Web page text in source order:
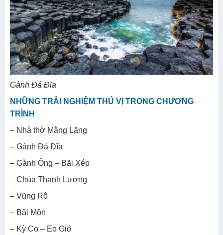
Gành Đá Đĩa
NHỮNG TRẢI NGHIỆM THÚ VỊ TRONG CHƯƠNG
TRÌNH
– Nhà thờ Mằng Lăng
– Gành Đá Đĩa
– Gành Ông – Bãi Xép
– Chùa Thanh Lương
– Vũng Rô
– Bãi Môn
– Kỳ Co – Eo Gió